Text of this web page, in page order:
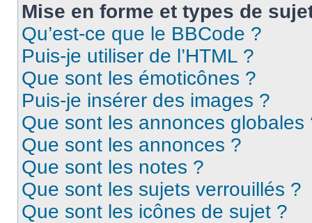
Mise en forme et types de
Qu’est-ce que le BBCode ?
Puis-je utiliser de l’HTML ?
Que sont les émoticônes ?
Puis-je insérer des images ?
Que sont les annonces globales
Que sont les annonces ?
Que sont les notes ?
Que sont les sujets verrouillés ?
Que sont les icônes de sujet ?